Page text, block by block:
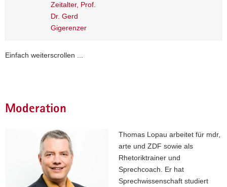
Zeitalter, Prof.
Dr. Gerd
Gigerenzer
Einfach weiterscrollen ...
Moderation
Thomas Lopau arbeitet für mdr,
arte und ZDF sowie als
Rhetoriktrainer und
Sprechcoach. Er hat
Sprechwissenschaft studiert